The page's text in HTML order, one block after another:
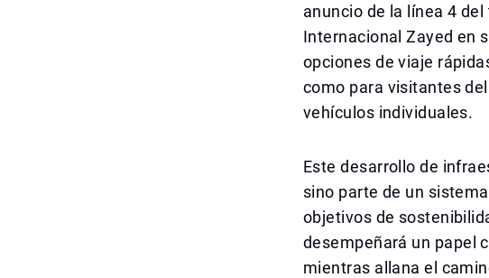
anuncio de la línea 4
Internacional Zayed en
opciones de viaje
como para visitantes
vehículos individuales.
Este desarrollo de
sino parte de un
objetivos de
desempeñará un papel
mientras allana el